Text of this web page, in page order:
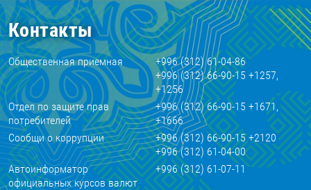
Контакты
Общественная приемная
+996 (312) 61-04-86
+996 (312) 66-90-15 +1257,
+1256
Отдел по защите прав
потребителей
+996 (312) 66-90-15 +1671,
+1666
Сообщи о коррупции
+996 (312) 66-90-15 +2120
+996 (312) 61-04-00
Автоинформатор
официальных курсов валют
+996 (312) 61-07-11